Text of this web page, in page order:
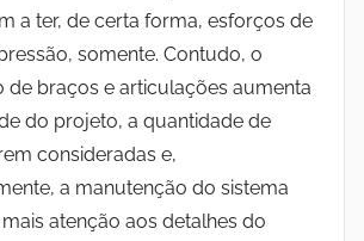
a ter, de certa forma, esforços de
somente. Contudo, o
de braços e articulações aumenta
do projeto, a quantidade de
consideradas e,
a manutenção do sistema
atenção aos detalhes do